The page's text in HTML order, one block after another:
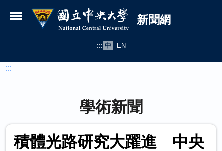
國立中央大學新聞網
新聞網
::: 中 EN
:::
學術新聞
積體光路研究大躍進 中央